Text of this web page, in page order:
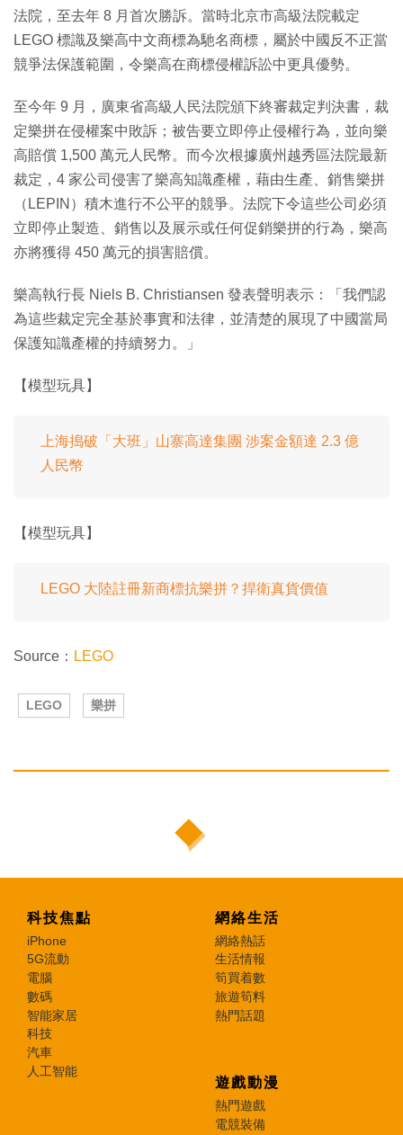
法院，至去年 8 月首次勝訴。當時北京市高級法院載定
LEGO 標識及樂高中文商標為馳名商標，屬於中國反不正當
競爭法保護範圍，令樂高在商標侵權訴訟中更具優勢。
至今年 9 月，廣東省高級人民法院頒下終審裁定判決書，裁
定樂拼在侵權案中敗訴；被告要立即停止侵權行為，並向樂
高賠償 1,500 萬元人民幣。而今次根據廣州越秀區法院最新
裁定，4 家公司侵害了樂高知識產權，藉由生產、銷售樂拼
（LEPIN）積木進行不公平的競爭。法院下令這些公司必須
立即停止製造、銷售以及展示或任何促銷樂拼的行為，樂高
亦將獲得 450 萬元的損害賠償。
樂高執行長 Niels B. Christiansen 發表聲明表示：「我們認
為這些裁定完全基於事實和法律，並清楚的展現了中國當局
保護知識產權的持續努力。」
【模型玩具】
上海搗破「大班」山寨高達集團 涉案金額達 2.3 億
人民幣
【模型玩具】
LEGO 大陸註冊新商標抗樂拼？捍衛真貨價值
Source： LEGO
LEGO 樂拼
科技焦點
iPhone
5G流動
電腦
數碼
智能家居
科技
汽車
人工智能
網絡生活
網絡熱話
生活情報
筍買着數
旅遊筍料
熱門話題
遊戲動漫
熱門遊戲
電競裝備